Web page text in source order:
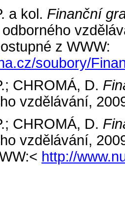
a kol. Finanční
z WWW:
soubory/
CHROMÁ, D.
vzdělávání,
CHROMÁ, D.
vzdělávání,
http://